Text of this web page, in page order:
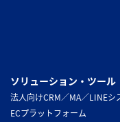
ソリューション・ツール
法人向けCRM／MA／LINEシ
ECプラットフォーム